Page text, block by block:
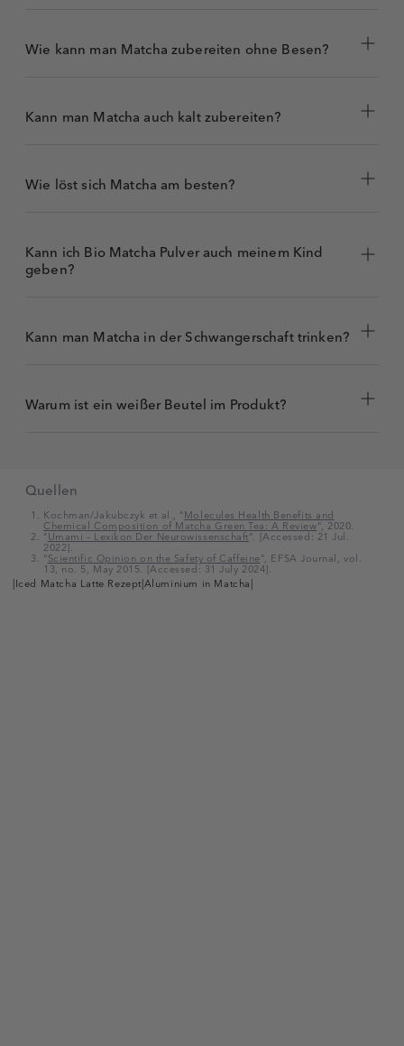
Häufen Sie ein wenig Matcha-Pulver auf ein
Pulver langsam in einer Linie nach unten.
Beachten Sie den grünen Strich: Es sollte eine
durchgezogene Linie ohne Lücken entstanden
Wie kann man Matcha zubereiten ohne Besen?
Kann man Matcha auch kalt zubereiten?
Wie löst sich Matcha am besten?
Kann ich Bio Matcha Pulver auch meinem Kind
geben?
Kann man Matcha in der Schwangerschaft trinken?
Warum ist ein weißer Beutel im Produkt?
Quellen
Kochman/Jakubczyk et al., "Molecules Health Benefits and
Chemical Composition of Matcha Green Tea: A Review", 2020.
"Umami – Lexikon Der Neurowissenschaft". [Accessed: 21 Jul.
2022].
"Scientific Opinion on the Safety of Caffeine", EFSA Journal, vol.
13, no. 5, May 2015. [Accessed: 31 July 2024].
|Iced Matcha Latte Rezept|Aluminium in Matcha|